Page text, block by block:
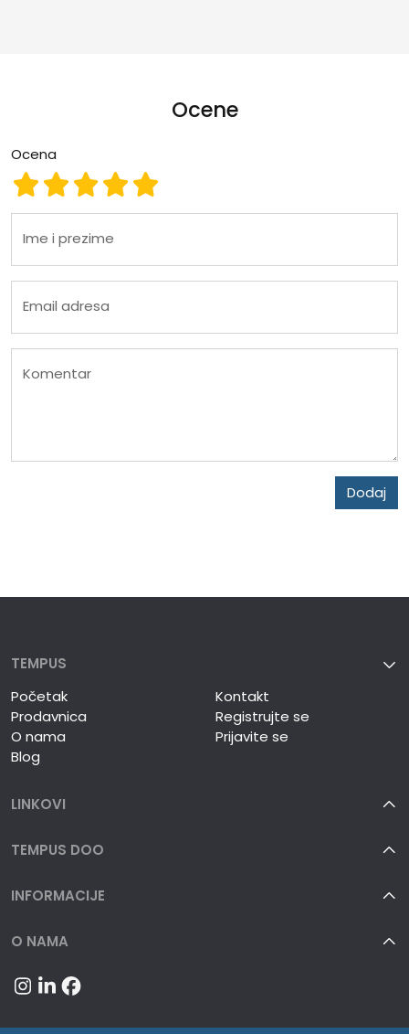
Ocene
Ocena
Ocena 5
Ocena 4
Ocena 3
Ocena 2
Ocena 1
Ime i prezime
Email adresa
Komentar
Dodaj
TEMPUS
Početak
Prodavnica
O nama
Blog
Kontakt
Registrujte se
Prijavite se
LINKOVI
TEMPUS DOO
INFORMACIJE
O NAMA